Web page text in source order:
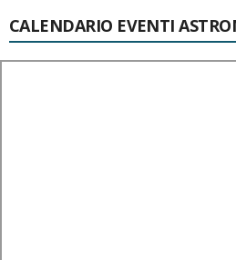
CALENDARIO EVENTI